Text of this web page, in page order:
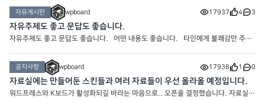
자유게시판 wpboard 17937 4 3
자유주제도 좋고 문답도 좋습니다.
자유주제도 좋고 문답도 좋습니다. 어떤 내용도 좋습니다. 타인에게 불쾌감만 주지
공지사항 wpboard 17938 1 0
자료실에는 만들어둔 스킨들과 여러 자료들이 우선 올라올 예정입니다.
워드프레스와 K보드가 활성화되길 바라는 마음으로.. 오픈을 결정했습니다. 자료실에